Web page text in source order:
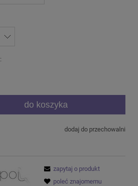
do koszyka
dodaj do przechowalni
zapytaj o produkt
poleć znajomemu